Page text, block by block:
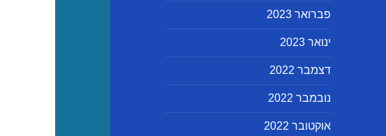
פברואר 2023
ינואר 2023
דצמבר 2022
נובמבר 2022
אוקטובר 2022